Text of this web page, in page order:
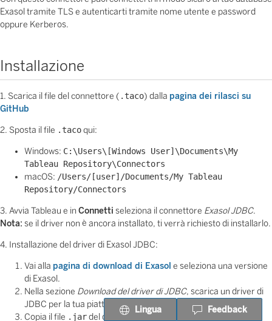
Exasol tramite TLS e autenticarti tramite nome utente e password
oppure Kerberos.
Installazione
1. Scarica il file del connettore ( .taco) dalla pagina dei rilasci su
GitHub
2. Sposta il file .tacoqui:
Windows: C:\Users\[Windows User]\Documents\My
Tableau Repository\Connectors
macOS: /Users/[user]/Documents/My Tableau
Repository/Connectors
3. Avvia Tableau e in Connetti seleziona il connettore Exasol JDBC.
Nota: se il driver non è ancora installato, ti verrà richiesto di installarlo.
4. Installazione del driver di Exasol JDBC:
Vai alla pagina di download di Exasol e seleziona una versione
di Exasol.
Nella sezione Download del driver di JDBC, scarica un driver di
JDBC per la tua piattaforma e installalo.
Copia il file .jardel driver JDBC di Exasol nella seguente
Lingua Feedback